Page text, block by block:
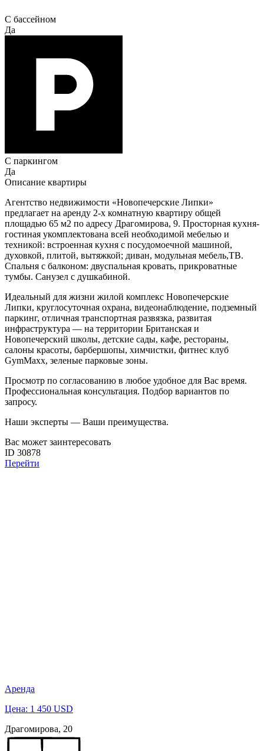
С бассейном
Да
С паркингом
Да
Описание квартиры
Агентство недвижимости «Новопечерские Липки»
предлагает на аренду 2-х комнатную квартиру общей
площадью 65 м2 по адресу Драгомирова, 9. Просторная кухня-
гостиная укомплектована всей необходимой мебелью и
техникой: встроенная кухня с посудомоечной машиной,
духовкой, плитой, вытяжкой; диван, модульная мебель,ТВ.
Спальня с балконом: двуспальная кровать, прикроватные
тумбы. Санузел с душкабиной.
Идеальный для жизни жилой комплекс Новопечерские
Липки, круглосуточная охрана, видеонаблюдение, подземный
паркинг, отличная транспортная развязка, развитая
инфраструктура — на территории Британская и
Новопечерский школы, детские сады, кафе, рестораны,
салоны красоты, барбершопы, химчистки, фитнес клуб
GymMaxx, зеленые парковые зоны.
Просмотр по согласованию в любое удобное для Вас время.
Профессиональная консультация. Подбор вариантов по
запросу.
Наши эксперты — Ваши преимущества.
Вас может заинтересовать
ID 30878
Перейти
Аренда
Цена: 1 450 USD
Драгомирова, 20